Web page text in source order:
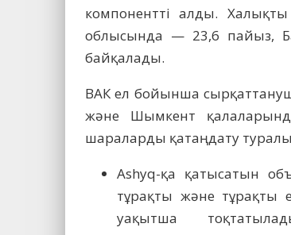
компонентті алды.
облысында — 23,6 пайыз,
байқалады.
ВАК ел бойынша
және Шымкент
шараларды қатаңдату
Ashyq-қа қатысатын
тұрақты және тұрақты
уақытша